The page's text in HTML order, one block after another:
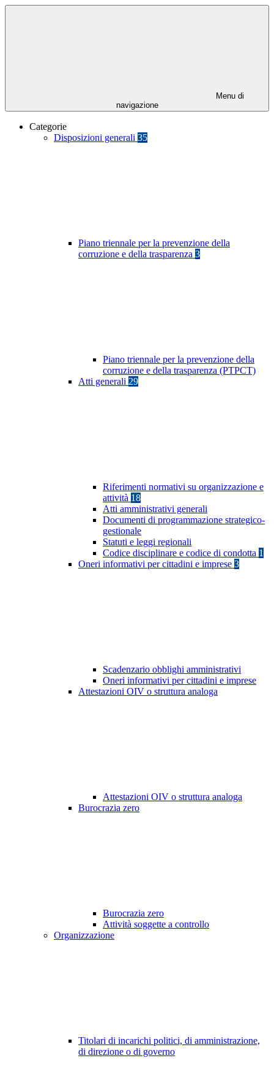
Menu di
navigazione
Categorie
Disposizioni generali 35
Piano triennale per la prevenzione della
corruzione e della trasparenza 3
Piano triennale per la prevenzione della
corruzione e della trasparenza (PTPCT)
Atti generali 29
Riferimenti normativi su organizzazione e
attività 18
Atti amministrativi generali
Documenti di programmazione strategico-
gestionale
Statuti e leggi regionali
Codice disciplinare e codice di condotta 1
Oneri informativi per cittadini e imprese 3
Scadenzario obblighi amministrativi
Oneri informativi per cittadini e imprese
Attestazioni OIV o struttura analoga
Attestazioni OIV o struttura analoga
Burocrazia zero
Burocrazia zero
Attività soggette a controllo
Organizzazione
Titolari di incarichi politici, di amministrazione,
di direzione o di governo